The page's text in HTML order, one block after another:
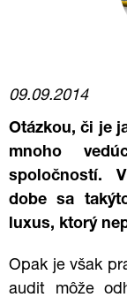
09.09.2014
Otázkou, či je
mnoho
spoločností.
dobe sa
luxus, ktorý
Opak je však
audit môže